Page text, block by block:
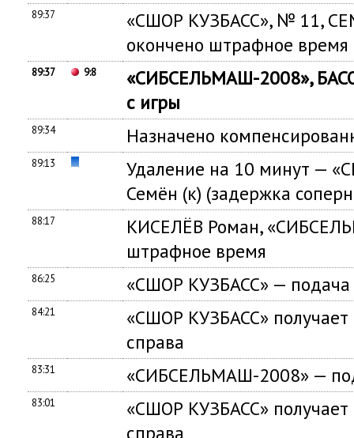
89:37
«СШОР КУЗБАСС», № 11,
окончено штрафное время
89:37 9:8
«СИБСЕЛЬМАШ-2008»,
с игры
89:34 Назначено
89:13
Удаление на 10 минут —
Семён (к) (задержка
88:17
КИСЕЛЁВ Роман,
штрафное время
86:25 «СШОР КУЗБАСС» — подача
84:21
«СШОР КУЗБАСС»
справа
83:31 «СИБСЕЛЬМАШ-2008» —
83:01
«СШОР КУЗБАСС»
справа